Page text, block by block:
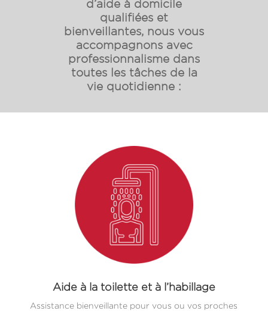
d’aide à domicile
qualifiées et
bienveillantes, nous vous
accompagnons avec
professionnalisme dans
toutes les tâches de la
vie quotidienne :
Aide à la toilette et à l’habillage
Assistance bienveillante pour vous ou vos proches